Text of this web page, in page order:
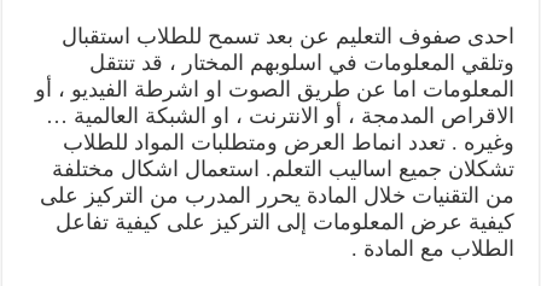
احدى صفوف التعليم عن بعد تسمح للطلاب استقبال
وتلقي المعلومات في اسلوبهم المختار ، قد تنتقل
المعلومات اما عن طريق الصوت او اشرطة الفيديو ، أو
الاقراص المدمجة ، أو الانترنت ، او الشبكة العالمية …
وغيره . تعدد انماط العرض ومتطلبات المواد للطلاب
تشكلان جميع اساليب التعلم. استعمال اشكال مختلفة
من التقنيات خلال المادة يحرر المدرب من التركيز على
كيفية عرض المعلومات إلى التركيز على كيفية تفاعل
الطلاب مع المادة .